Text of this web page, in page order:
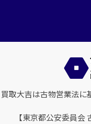
買取大吉は古物営業法に
【東京都公安委員会